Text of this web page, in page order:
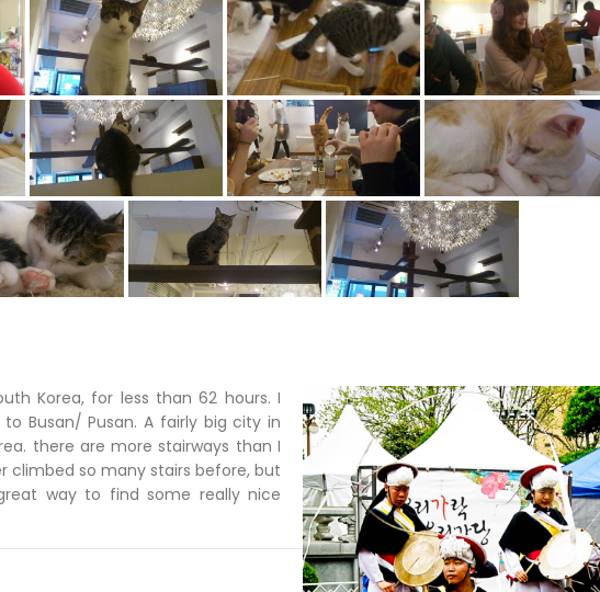
Korea, for less than 62 hours. I
Busan/ Pusan. A fairly big city in
there are more stairways than I
climbed so many stairs before, but
way to find some really nice